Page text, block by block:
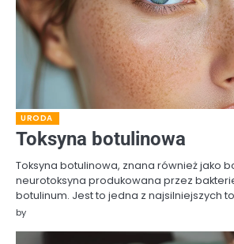
URODA
Toksyna botulinowa
Toksyna botulinowa, znana również jako
neurotoksyna produkowana przez
botulinum. Jest to jedna z najsilniejszych
by